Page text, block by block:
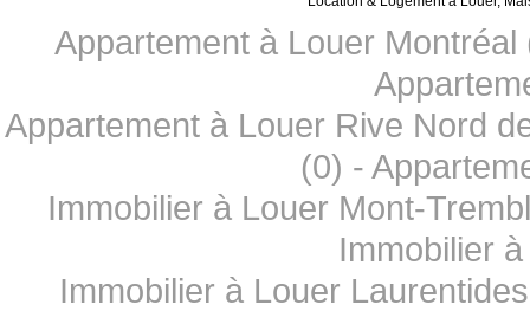
Appartement à Louer Montréal
Appartement à Louer Rive Nord
(0) -
Immobilier à Louer Mont-
Immobilier
Immobilier à Louer